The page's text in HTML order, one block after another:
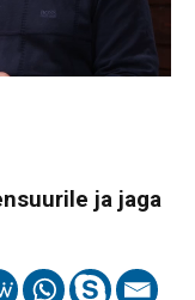
ja jaga